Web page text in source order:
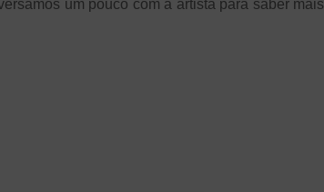
um pouco com a artista para saber mais